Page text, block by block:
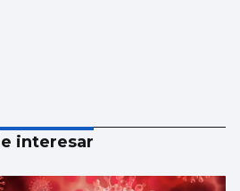
interesar